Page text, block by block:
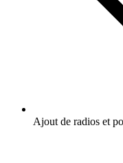
Ajout de radios et